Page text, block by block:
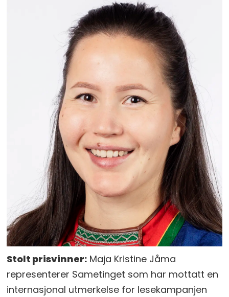
Stolt prisvinner: Maja Kristine Jåma
representerer Sametinget som har mottatt en
internasjonal utmerkelse for lesekampanjen